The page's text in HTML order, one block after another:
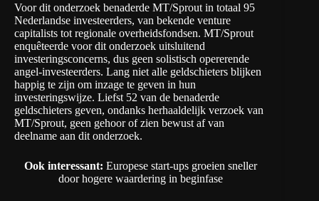
Voor dit onderzoek benaderde MT/Sprout in totaal 95
Nederlandse investeerders, van bekende venture
capitalists tot regionale overheidsfondsen. MT/Sprout
enquêteerde voor dit onderzoek uitsluitend
investeringsconcerns, dus geen solistisch opererende
angel-investeerders. Lang niet alle geldschieters blijken
happig te zijn om inzage te geven in hun
investeringswijze. Liefst 52 van de benaderde
geldschieters geven, ondanks herhaaldelijk verzoek van
MT/Sprout, geen gehoor of zien bewust af van
deelname aan dit onderzoek.
Ook interessant: Europese start-ups groeien sneller
door hogere waardering in beginfase